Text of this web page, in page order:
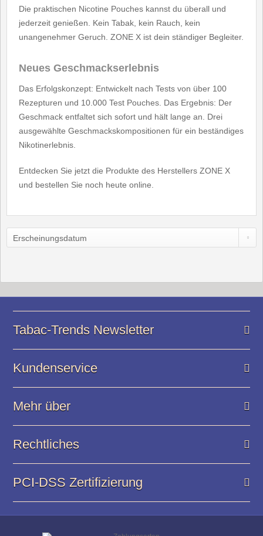
Die praktischen Nicotine Pouches kannst du überall und
jederzeit genießen. Kein Tabak, kein Rauch, kein
unangenehmer Geruch. ZONE X ist dein ständiger Begleiter.
Neues Geschmackserlebnis
Das Erfolgskonzept: Entwickelt nach Tests von über 100
Rezepturen und 10.000 Test Pouches. Das Ergebnis: Der
Geschmack entfaltet sich sofort und hält lange an. Drei
ausgewählte Geschmackskompositionen für ein beständiges
Nikotinerlebnis.
Entdecken Sie jetzt die Produkte des Herstellers ZONE X
und bestellen Sie noch heute online.
Tabac-Trends Newsletter
Kundenservice
Mehr über
Rechtliches
PCI-DSS Zertifizierung